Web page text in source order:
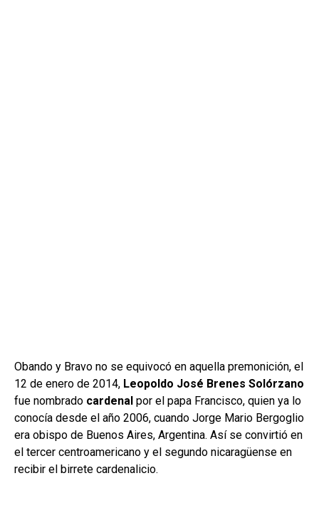
Obando y Bravo no se equivocó en aquella premonición, el
12 de enero de 2014, Leopoldo José Brenes Solórzano
fue nombrado cardenal por el papa Francisco, quien ya lo
conocía desde el año 2006, cuando Jorge Mario Bergoglio
era obispo de Buenos Aires, Argentina. Así se convirtió en
el tercer centroamericano y el segundo nicaragüense en
recibir el birrete cardenalicio.